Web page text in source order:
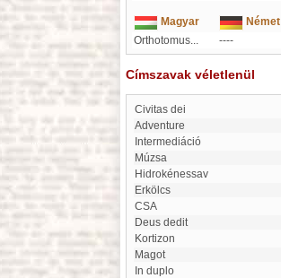
Magyar
Német
Orthotomus...
----
Címszavak véletlenül
civitas dei
adventure
intermediáció
múzsa
Hidrokénessav
Erkölcs
CSA
Deus dedit
Kortizon
Magot
In duplo